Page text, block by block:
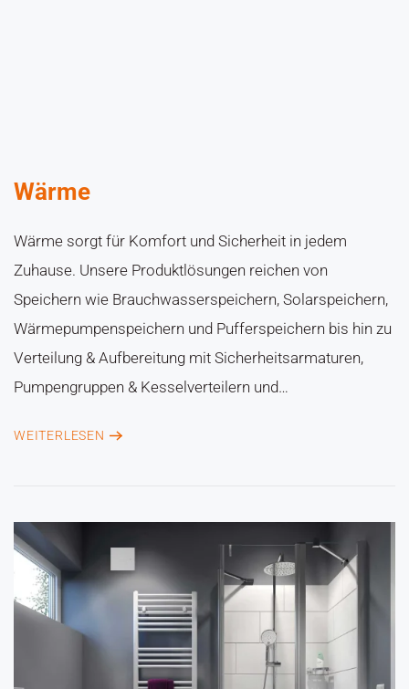
Wärme
Wärme sorgt für Komfort und Sicherheit in jedem
Zuhause. Unsere Produktlösungen reichen von
Speichern wie Brauchwasserspeichern, Solarspeichern,
Wärmepumpenspeichern und Pufferspeichern bis hin zu
Verteilung & Aufbereitung mit Sicherheitsarmaturen,
Pumpengruppen & Kesselverteilern und…
WEITERLESEN